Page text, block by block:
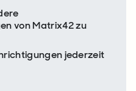
von Matrix42 zu
jederzeit